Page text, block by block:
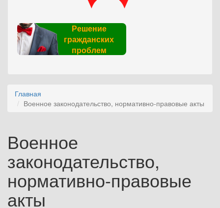
Решение
гражданских
проблем
Главная
Военное законодательство, нормативно-правовые акты
Военное
законодательство,
нормативно-правовые
акты